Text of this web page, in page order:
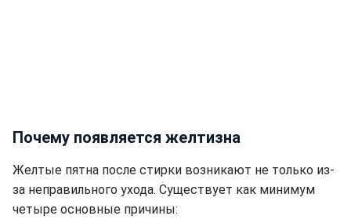
Почему появляется желтизна
Желтые пятна после стирки возникают не только из-
за неправильного ухода. Существует как минимум
четыре основные причины: